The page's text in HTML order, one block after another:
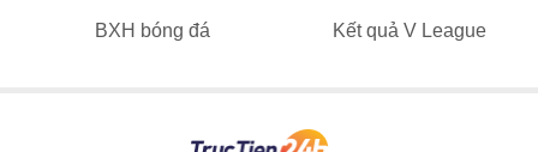
BXH bóng đá Kết quả V League